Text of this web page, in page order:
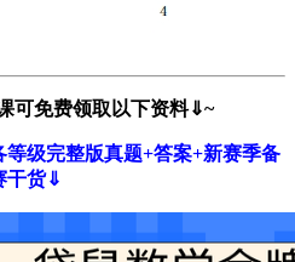
可免费领取以下资料⇓~
等级完整版真题+答案+新赛季备
干货⇓